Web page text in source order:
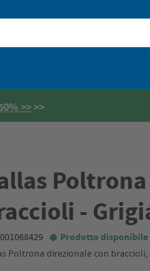
>>>>
-
Prodotto disponibile
Poltrona direzionale con braccioli,